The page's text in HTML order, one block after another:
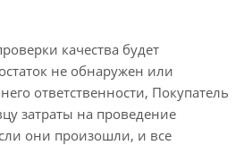
качества будет
не обнаружен или
ответственности, Покупатель
затраты на проведение
они произошли, и все